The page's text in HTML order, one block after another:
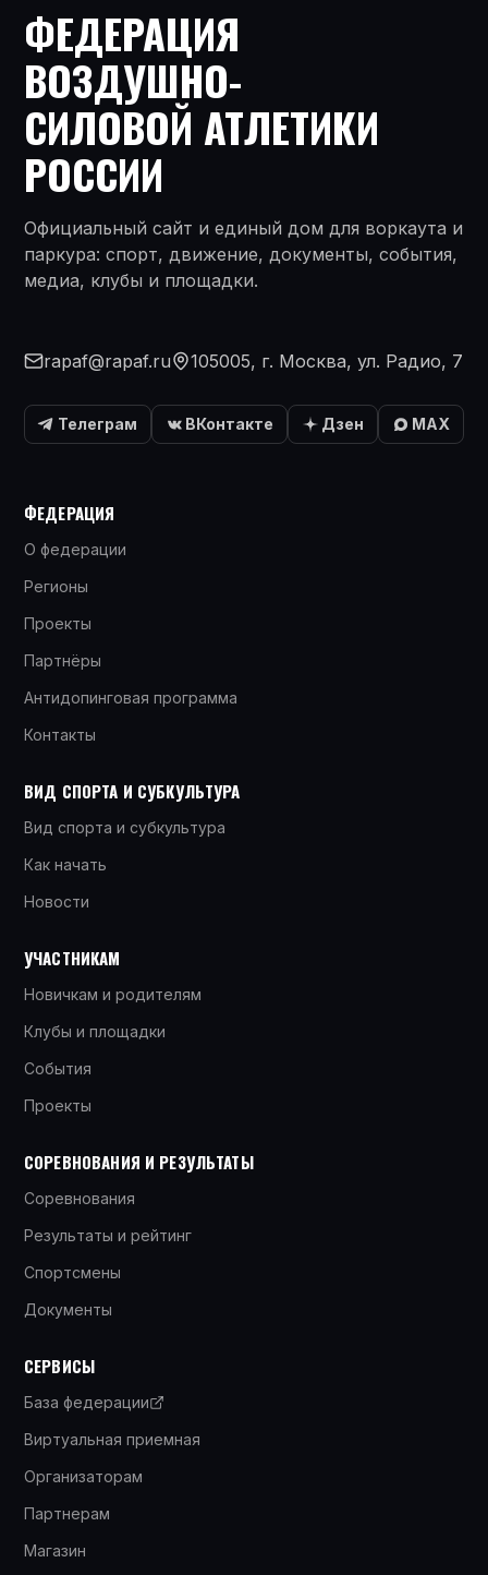
ФЕДЕРАЦИЯ
ВОЗДУШНО-
СИЛОВОЙ АТЛЕТИКИ
РОССИИ
Официальный сайт и единый дом для воркаута и
паркура: спорт, движение, документы, события,
медиа, клубы и площадки.
rapaf@rapaf.ru 105005, г. Москва, ул. Радио, 7
Телеграм ВКонтакте Дзен MAX
ФЕДЕРАЦИЯ
О федерации
Регионы
Проекты
Партнёры
Антидопинговая программа
Контакты
ВИД СПОРТА И СУБКУЛЬТУРА
Вид спорта и субкультура
Как начать
Новости
УЧАСТНИКАМ
Новичкам и родителям
Клубы и площадки
События
Проекты
СОРЕВНОВАНИЯ И РЕЗУЛЬТАТЫ
Соревнования
Результаты и рейтинг
Спортсмены
Документы
СЕРВИСЫ
База федерации
Виртуальная приемная
Организаторам
Партнерам
Магазин